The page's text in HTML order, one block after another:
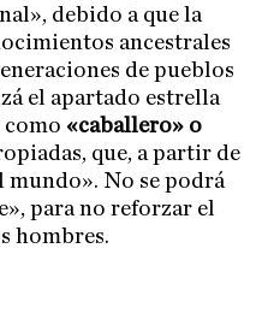
debido a que la
ancestrales
de pueblos
el apartado estrella
como «caballero» o
que, a partir de
mundo». No se podrá
para no reforzar el
hombres.